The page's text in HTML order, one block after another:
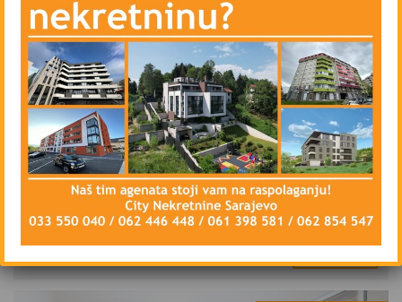
Trosoban namješten stan - Novo
Sarajevo - Hrasno - 70 m2
1.100 KM mjesečno